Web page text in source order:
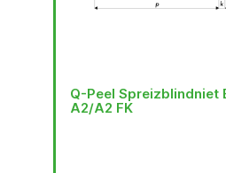
Q-Peel Spreizblindniet
A2/A2 FK